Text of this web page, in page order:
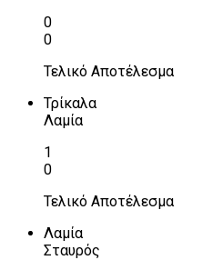
0
0
Τελικό Αποτέλεσμα
Τρίκαλα
Λαμία
1
0
Τελικό Αποτέλεσμα
Λαμία
Σταυρός